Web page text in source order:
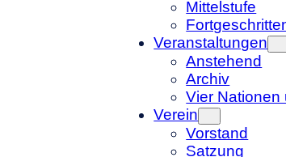
Mittelstufe
Veranstaltungen
Anstehend
Archiv
Vier Nationen
Verein
Vorstand
Satzung